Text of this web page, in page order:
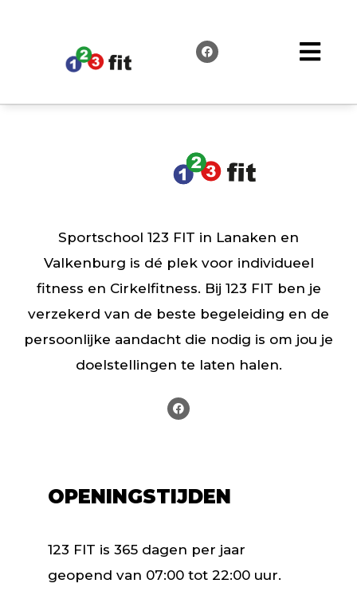
Sportschool 123 FIT in Lanaken en
Valkenburg is dé plek voor individueel
fitness en Cirkelfitness. Bij 123 FIT ben je
verzekerd van de beste begeleiding en de
persoonlijke aandacht die nodig is om jou je
doelstellingen te laten halen.
OPENINGSTIJDEN
123 FIT is 365 dagen per jaar
geopend van 07:00 tot 22:00 uur.